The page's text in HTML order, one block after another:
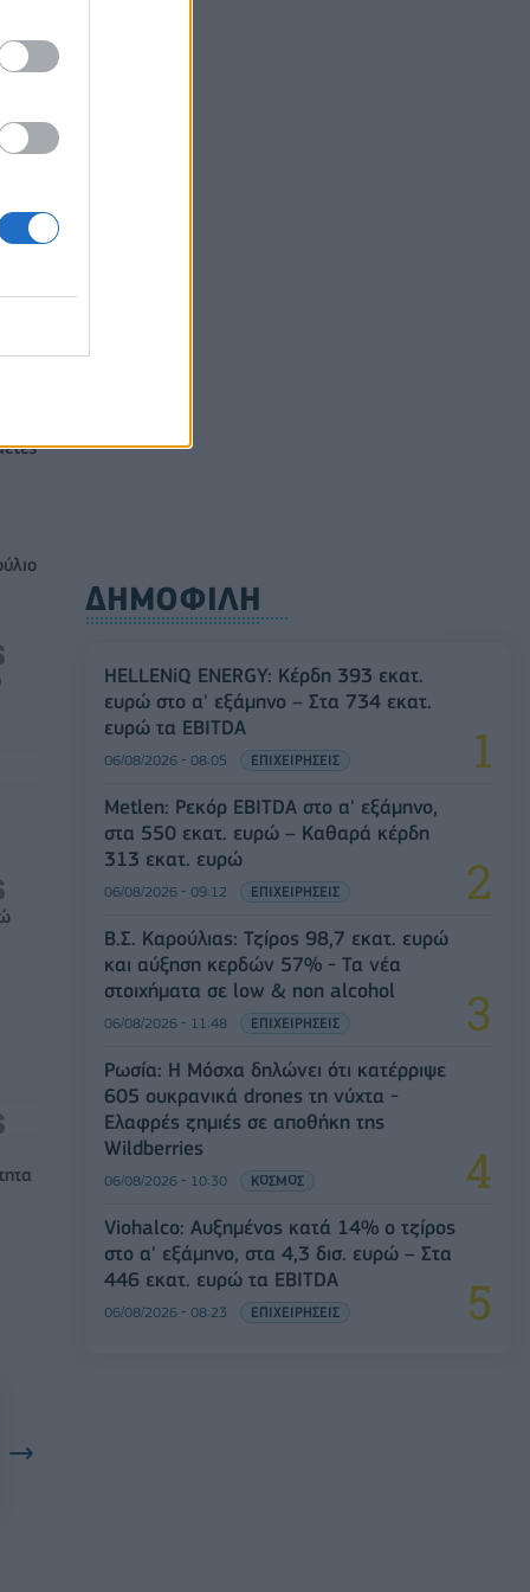
ΔΗΜΟΦΙΛΗ
HELLENiQ ENERGY: Κέρδη 393 εκατ.
ευρώ στο α' εξάμηνο – Στα 734 εκατ.
ευρώ τα EBITDA
06/08/2026 - 08:05 ΕΠΙΧΕΙΡΗΣΕΙΣ
Metlen: Ρεκόρ EBITDA στο α' εξάμηνο,
στα 550 εκατ. ευρώ – Καθαρά κέρδη
313 εκατ. ευρώ
06/08/2026 - 09:12 ΕΠΙΧΕΙΡΗΣΕΙΣ
Β.Σ. Καρούλιας: Τζίρος 98,7 εκατ. ευρώ
και αύξηση κερδών 57% - Τα νέα
στοιχήματα σε low & non alcohol
06/08/2026 - 11:48 ΕΠΙΧΕΙΡΗΣΕΙΣ
Ρωσία: Η Μόσχα δηλώνει ότι κατέρριψε
605 ουκρανικά drones τη νύχτα -
Ελαφρές ζημιές σε αποθήκη της
Wildberries
06/08/2026 - 10:30 ΚΟΣΜΟΣ
Viohalco: Αυξημένος κατά 14% ο τζίρος
στο α' εξάμηνο, στα 4,3 δισ. ευρώ – Στα
446 εκατ. ευρώ τα EBITDA
06/08/2026 - 08:23 ΕΠΙΧΕΙΡΗΣΕΙΣ